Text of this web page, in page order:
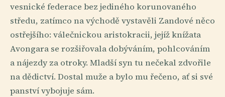
vesnické federace bez jediného korunovaného
středu, zatímco na východě vystavěli Zandové něco
ostřejšího: válečnickou aristokracii, jejíž knížata
Avongara se rozšiřovala dobýváním, pohlcováním
a nájezdy za otroky. Mladší syn tu nečekal zdvořile
na dědictví. Dostal muže a bylo mu řečeno, ať si své
panství vybojuje sám.